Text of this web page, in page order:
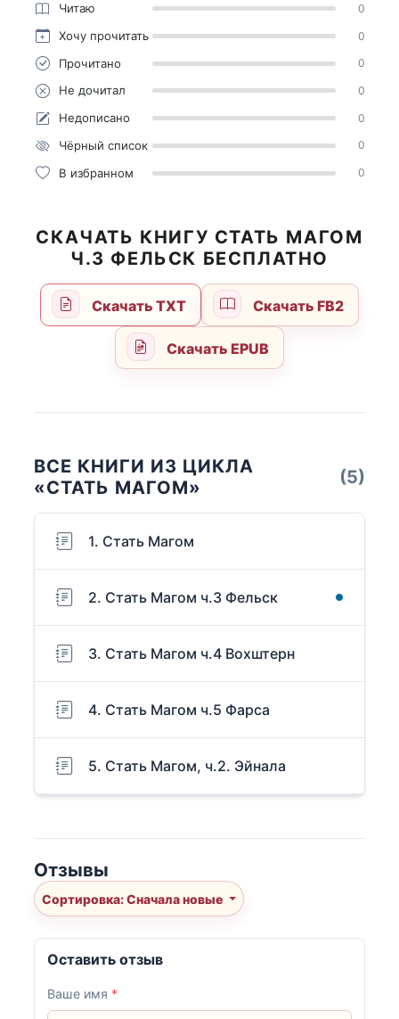
Читаю 0
Хочу прочитать 0
Прочитано 0
Не дочитал 0
Недописано 0
Чёрный список 0
В избранном 0
СКАЧАТЬ КНИГУ СТАТЬ МАГОМ
Ч.3 ФЕЛЬСК БЕСПЛАТНО
Скачать TXT Скачать FB2
Скачать EPUB
ВСЕ КНИГИ ИЗ ЦИКЛА
«СТАТЬ МАГОМ»
(5)
1. Стать Магом
2. Стать Магом ч.3 Фельск
3. Стать Магом ч.4 Вохштерн
4. Стать Магом ч.5 Фарса
5. Стать Магом, ч.2. Эйнала
Отзывы
Сортировка: Сначала новые
Оставить отзыв
Ваше имя *